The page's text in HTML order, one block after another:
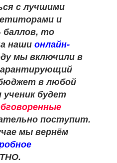
с лучшими
и
баллов, то
наши онлайн-
мы включили в
в любой
будет
поступит.
мы вернём